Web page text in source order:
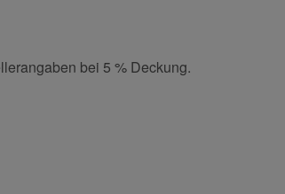
bei 5 % Deckung.